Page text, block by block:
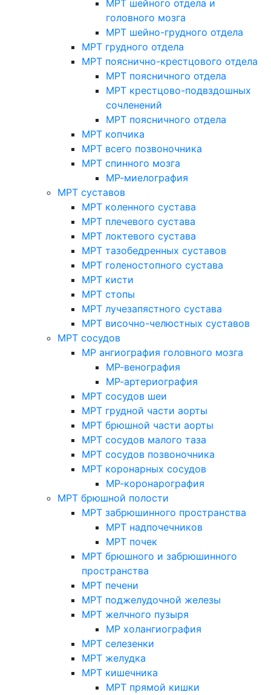
МРТ шейного отдела и
головного мозга
МРТ шейно-грудного отдела
МРТ грудного отдела
МРТ пояснично-крестцового отдела
МРТ поясничного отдела
МРТ крестцово-подвздошных
сочленений
МРТ поясничного отдела
МРТ копчика
МРТ всего позвоночника
МРТ спинного мозга
МР-миелография
МРТ суставов
МРТ коленного сустава
МРТ плечевого сустава
МРТ локтевого сустава
МРТ тазобедренных суставов
МРТ голеностопного сустава
МРТ кисти
МРТ стопы
МРТ лучезапястного сустава
МРТ височно-челюстных суставов
МРТ сосудов
МР ангиография головного мозга
МР-венография
МР-артериография
МРТ сосудов шеи
МРТ грудной части аорты
МРТ брюшной части аорты
МРТ сосудов малого таза
МРТ сосудов позвоночника
МРТ коронарных сосудов
МР-коронарография
МРТ брюшной полости
МРТ забрюшинного пространства
МРТ надпочечников
МРТ почек
МРТ брюшного и забрюшинного
пространства
МРТ печени
МРТ поджелудочной железы
МРТ желчного пузыря
МР холангиография
МРТ селезенки
МРТ желудка
МРТ кишечника
МРТ прямой кишки